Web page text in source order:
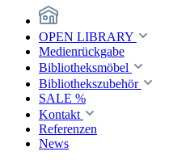
OPEN LIBRARY
Medienrückgabe
Bibliotheksmöbel
Bibliothekszubehör
SALE %
Kontakt
Referenzen
News